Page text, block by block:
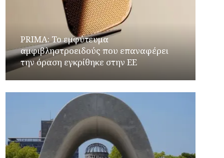
PRIMA: Το εμφύτευμα
αμφιβληστροειδούς που επαναφέρει
την όραση εγκρίθηκε στην ΕΕ